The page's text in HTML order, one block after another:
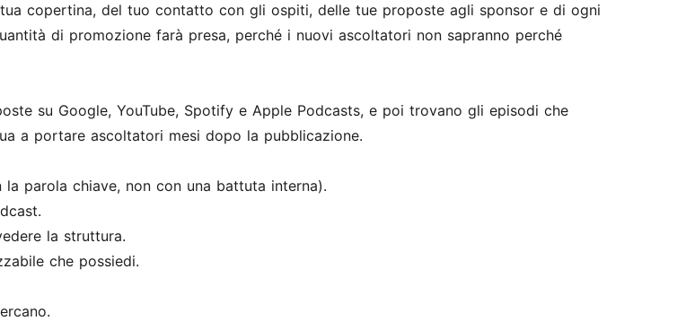
copertina, del tuo contatto con gli ospiti, delle tue proposte agli sponsor e di ogni
di promozione farà presa, perché i nuovi ascoltatori non sapranno perché
su Google, YouTube, Spotify e Apple Podcasts, e poi trovano gli episodi che
a portare ascoltatori mesi dopo la pubblicazione.
parola chiave, non con una battuta interna).
la struttura.
che possiedi.